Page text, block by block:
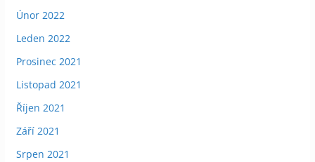
Únor 2022
Leden 2022
Prosinec 2021
Listopad 2021
Říjen 2021
Září 2021
Srpen 2021